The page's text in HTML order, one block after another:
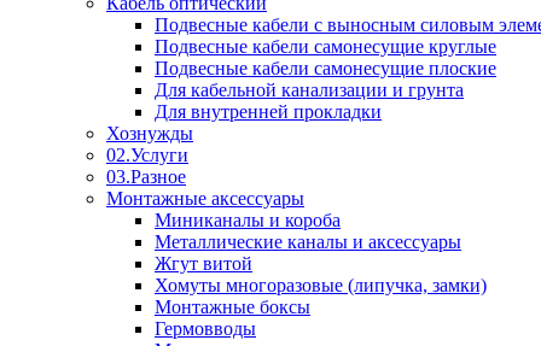
Подвесные кабели с выносным силовым
Подвесные кабели самонесущие круглые
Подвесные кабели самонесущие плоские
Для кабельной канализации и грунта
Для внутренней прокладки
Хознужды
02.Услуги
03.Разное
Монтажные аксессуары
Миниканалы и короба
Металлические каналы и аксессуары
Жгут витой
Хомуты многоразовые (липучка, замки)
Монтажные боксы
Гермовводы